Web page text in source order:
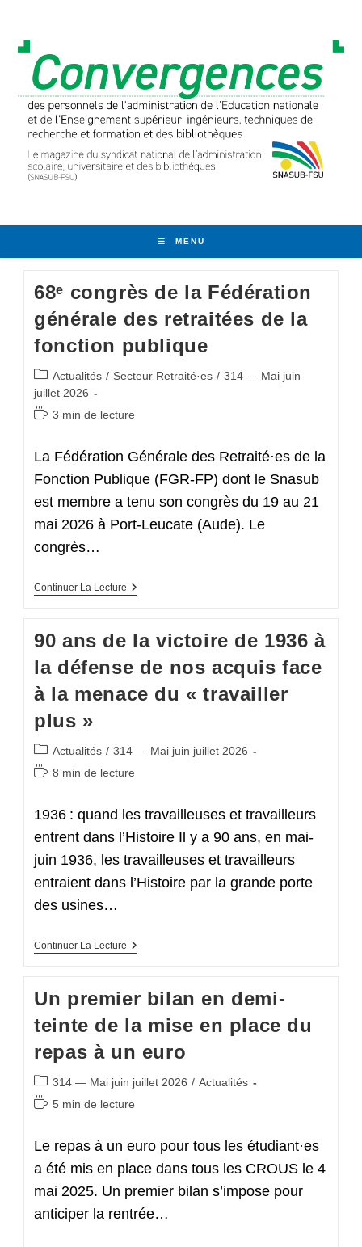
content
MENU
68ᵉ congrès de la Fédération
générale des retraitées de la
fonction publique
Post
category:
Actualités / Secteur Retraité·es / 314 — Mai juin
juillet 2026
Temps
lecture :
3 min de lecture
La Fédération Générale des Retraité·es de la
Fonction Publique (FGR-FP) dont le Snasub
est membre a tenu son congrès du 19 au 21
mai 2026 à Port-Leucate (Aude). Le
congrès…
Continuer La Lecture 68ᵉ
Fédération
Des
Retraitées
De
La
90 ans de la victoire de 1936 à
la défense de nos acquis face
à la menace du « travailler
plus »
Post
category:
Actualités / 314 — Mai juin juillet 2026
Temps8 min de lecture
1936 : quand les travailleuses et travailleurs
entrent dans l’Histoire Il y a 90 ans, en mai-
juin 1936, les travailleuses et travailleurs
entraient dans l’Histoire par la grande porte
des usines…
Continuer La Lecture 90
Victoire
1936
À
La
Défense De
Nos
Acquis
Face
Menace
Du
« Travailler
Un premier bilan en demi-
teinte de la mise en place du
repas à un euro
Post
category:
314 — Mai juin juillet 2026 / Actualités
Temps5 min de lecture
Le repas à un euro pour tous les étudiant·es
a été mis en place dans tous les CROUS le 4
mai 2025. Un premier bilan s’impose pour
anticiper la rentrée…